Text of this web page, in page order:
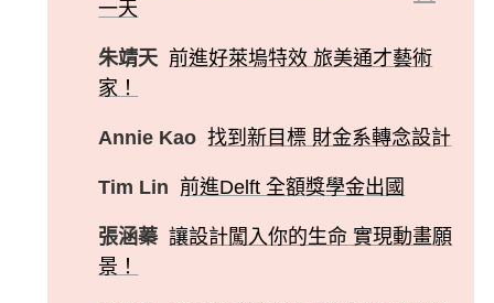
一天
朱靖天 前進好萊塢特效 旅美通才藝術
家！
Annie Kao 找到新目標 財金系轉念設計
Tim Lin 前進Delft 全額獎學金出國
張涵蓁 讓設計闖入你的生命 實現動畫願
景！